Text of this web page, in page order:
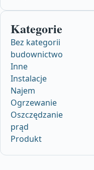
Kategorie
Bez kategorii
budownictwo
Inne
Instalacje
Najem
Ogrzewanie
Oszczędzanie
prąd
Produkt